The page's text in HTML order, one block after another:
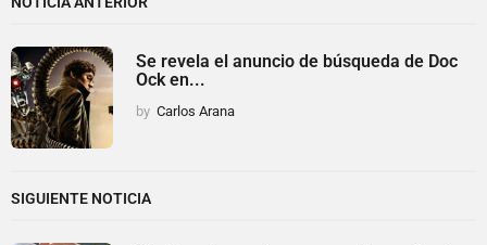
Se revela el anuncio de búsqueda de Doc
Ock en...
by Carlos Arana
SIGUIENTE NOTICIA